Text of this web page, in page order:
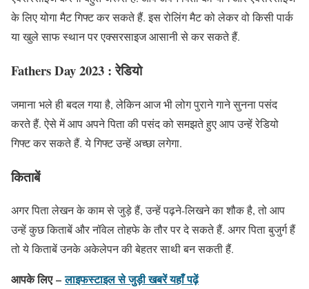
के लिए योगा मैट गिफ्ट कर सकते हैं. इस रोलिंग मैट को लेकर वो किसी पार्क
या खुले साफ स्थान पर एक्‍सरसाइज आसानी से कर सकते हैं.
Fathers Day 2023 : रेडियो
जमाना भले ही बदल गया है, लेकिन आज भी लोग पुराने गाने सुनना पसंद
करते हैं. ऐसे में आप अपने पिता की पसंद को समझते हुए आप उन्‍हें रेडियो
गिफ्ट कर सकते हैं. ये गिफ्ट उन्‍हें अच्‍छा लगेगा.
किताबें
अगर पिता लेखन के काम से जुड़े हैं, उन्‍हें पढ़ने-लिखने का शौक है, तो आप
उन्‍हें कुछ किताबें और नॉवेल तोहफे के तौर पर दे सकते हैं. अगर पिता बुजुर्ग हैं
तो ये किताबें उनके अकेलेपन की बेहतर साथी बन सकती हैं.
आपके लिए –लाइफस्टाइलसे जुड़ी खबरें यहाँ पढ़ें